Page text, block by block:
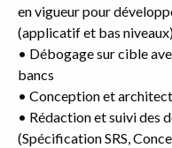
en vigueur pour
(applicatif et bas
• Débogage sur cible
bancs
• Conception et
• Rédaction et suivi des
(Spécification SRS,